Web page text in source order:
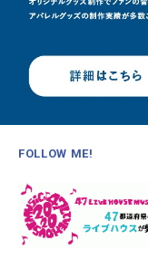
FOLLOW ME!